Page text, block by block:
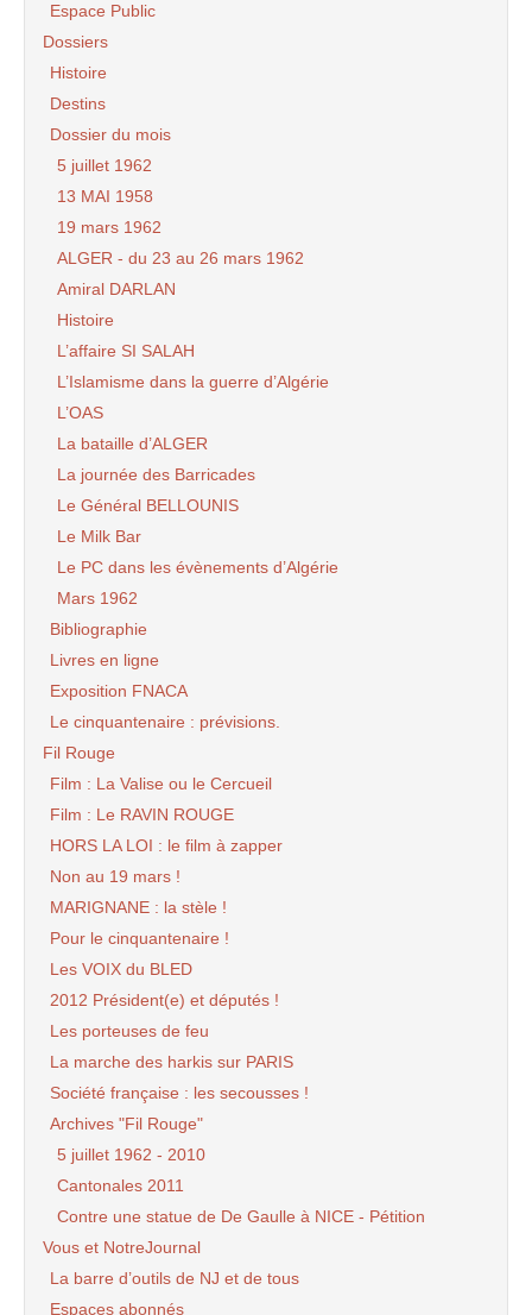
Espace Public
Dossiers
Histoire
Destins
Dossier du mois
5 juillet 1962
13 MAI 1958
19 mars 1962
ALGER - du 23 au 26 mars 1962
Amiral DARLAN
Histoire
L’affaire SI SALAH
L’Islamisme dans la guerre d’Algérie
L’OAS
La bataille d’ALGER
La journée des Barricades
Le Général BELLOUNIS
Le Milk Bar
Le PC dans les évènements d’Algérie
Mars 1962
Bibliographie
Livres en ligne
Exposition FNACA
Le cinquantenaire : prévisions.
Fil Rouge
Film : La Valise ou le Cercueil
Film : Le RAVIN ROUGE
HORS LA LOI : le film à zapper
Non au 19 mars !
MARIGNANE : la stèle !
Pour le cinquantenaire !
Les VOIX du BLED
2012 Président(e) et députés !
Les porteuses de feu
La marche des harkis sur PARIS
Société française : les secousses !
Archives "Fil Rouge"
5 juillet 1962 - 2010
Cantonales 2011
Contre une statue de De Gaulle à NICE - Pétition
Vous et NotreJournal
La barre d’outils de NJ et de tous
Espaces abonnés